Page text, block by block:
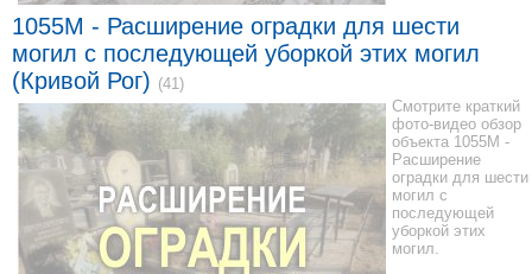
1055M - Расширение оградки для шести
могил с последующей уборкой этих могил
(Кривой Рог) (41)
Смотрите краткий
фото-видео обзор
объекта 1055M -
Расширение
оградки для шести
могил с
последующей
уборкой этих
могил.